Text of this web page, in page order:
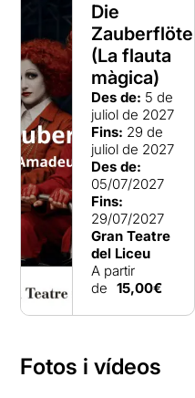
Die
Zauberflöte
(La flauta
màgica)
Des de: 5 de
juliol de 2027
Fins: 29 de
juliol de 2027
Des de:
05/07/2027
Fins:
29/07/2027
Gran Teatre
del Liceu
A partir
de 15,00€
Fotos i vídeos